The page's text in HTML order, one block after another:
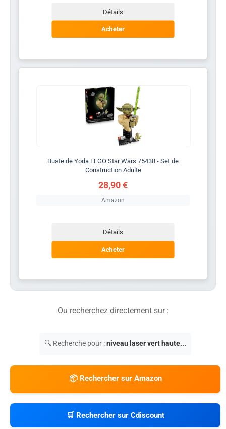
Détails
Acheter
Buste de Yoda LEGO Star Wars 75438 - Set de
Construction Adulte
28,90 €
Amazon
Détails
Acheter
Ou recherchez directement sur :
🔍 Recherche pour :niveau laser vert haute...
📦 Rechercher sur Amazon
🛒 Rechercher sur Cdiscount